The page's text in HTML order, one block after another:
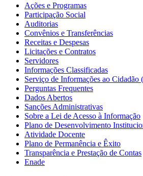
Ações e Programas
Participação Social
Auditorias
Convênios e Transferências
Receitas e Despesas
Licitações e Contratos
Servidores
Informações Classificadas
Serviço de Informações ao Cidadão
Perguntas Frequentes
Dados Abertos
Sanções Administrativas
Sobre a Lei de Acesso à Informação
Plano de Desenvolvimento
Atividade Docente
Plano de Permanência e Êxito
Transparência e Prestação de Contas
Enade